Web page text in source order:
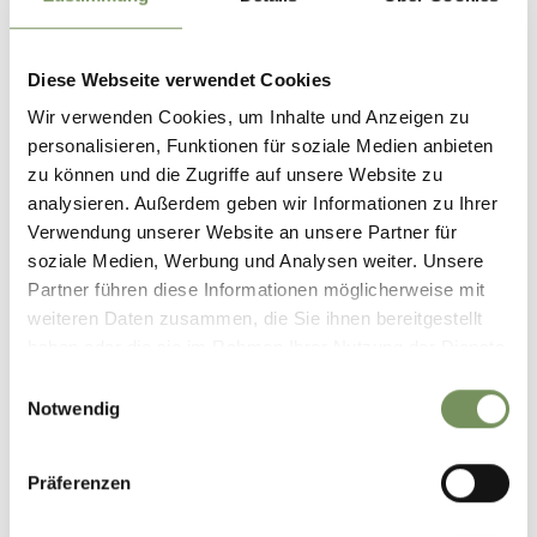
Diese Webseite verwendet Cookies
Wir verwenden Cookies, um Inhalte und Anzeigen zu
personalisieren, Funktionen für soziale Medien anbieten
zu können und die Zugriffe auf unsere Website zu
analysieren. Außerdem geben wir Informationen zu Ihrer
Verwendung unserer Website an unsere Partner für
soziale Medien, Werbung und Analysen weiter. Unsere
Partner führen diese Informationen möglicherweise mit
weiteren Daten zusammen, die Sie ihnen bereitgestellt
Notwendig
Präferenzen
production de jus. Également appelé « arbre aux bananes »,
cet arbre à grandes feuilles, originaire d’Amérique du Nord,
Ou bien Alois Schiefer qui cultive des artichauts dans la
vallée de la Passiria/Passeiertal. Cuits au naturel, ces
légumes à la chair charnue sont particulièrement riches en
antioxydants. Sans oublier Martin Pichler, lui aussi jeune
agriculteur de la vallée de la Passiria, producteur de
pommes de son état. Des pommes qui ne seront pas
transformées en jus mais en mousseux (et nous vous
assurons que cette liste n’est pas exhaustive!).